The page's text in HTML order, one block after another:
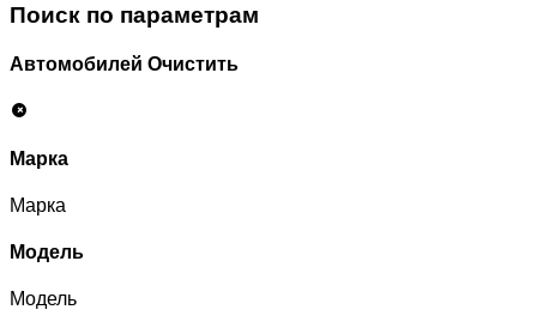
Поиск по параметрам
Автомобилей Очистить
Марка
Марка
Модель
Модель